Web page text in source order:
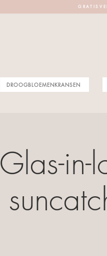
G R A T I S V
DROOGBLOEMENKRANSEN
Glas-